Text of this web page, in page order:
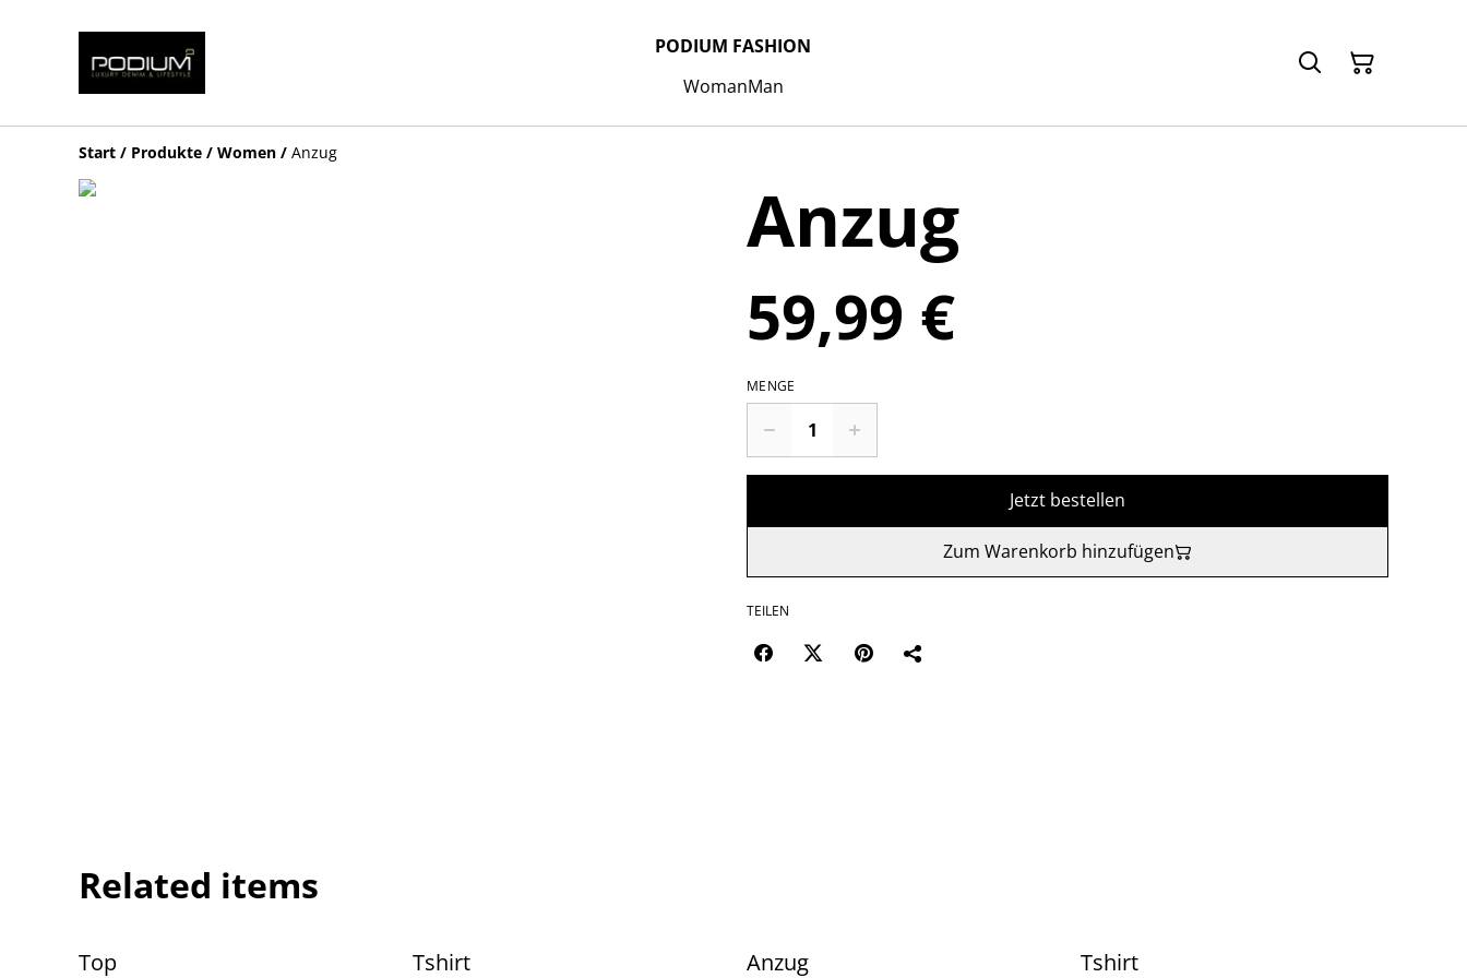
PODIUM FASHION
WomanMan
Start / Produkte / Women / Anzug
Anzug
59,99 €
MENGE
Jetzt bestellen
Zum Warenkorb hinzufügen
TEILEN
Related items
Top Tshirt Anzug Tshirt